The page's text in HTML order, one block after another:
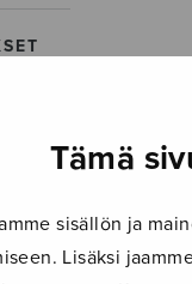
Tämä
sisällön ja
Lisäksi